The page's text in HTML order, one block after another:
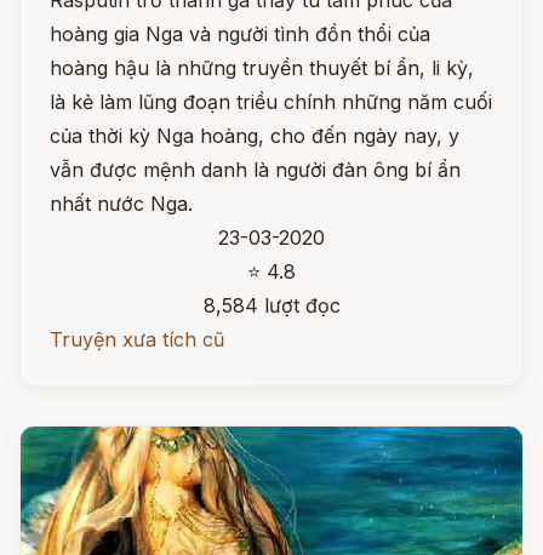
hoàng gia Nga và người tình đồn thổi của
hoàng hậu là những truyền thuyết bí ẩn, li kỳ,
là kẻ làm lũng đoạn triều chính những năm cuối
của thời kỳ Nga hoàng, cho đến ngày nay, y
vẫn được mệnh danh là người đàn ông bí ẩn
nhất nước Nga.
23-03-2020
⭐ 4.8
8,584 lượt đọc
Truyện xưa tích cũ